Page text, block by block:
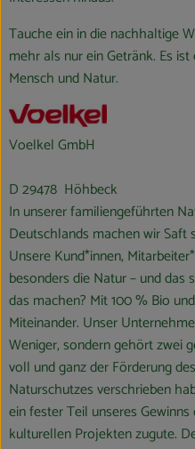
Tauche ein in die nachhaltige
mehr als nur ein Getränk. Es
Mensch und Natur.
Voelkel GmbH
D 29478 Höhbeck
In unserer familiengeführten
Deutschlands machen wir Saft
Unsere Kund*innen,
besonders die Natur – und das
das machen? Mit 100 % Bio
Miteinander. Unser
Weniger, sondern gehört zwei
voll und ganz der Förderung
Naturschutzes verschrieben
ein fester Teil unseres
kulturellen Projekten zugute.